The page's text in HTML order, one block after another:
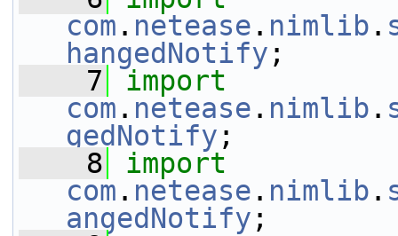
com . netease . nimlib .
hangedNotify ;
    7
import
com . netease . nimlib .
gedNotify ;
    8
import
com . netease . nimlib .
angedNotify ;